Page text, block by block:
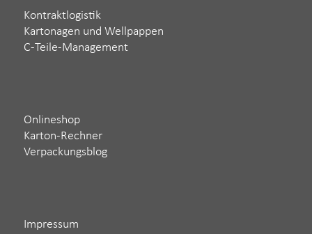
Kontraktlogistik
Kartonagen und Wellpappen
C-Teile-Management
Onlineshop
Karton-Rechner
Verpackungsblog
Impressum